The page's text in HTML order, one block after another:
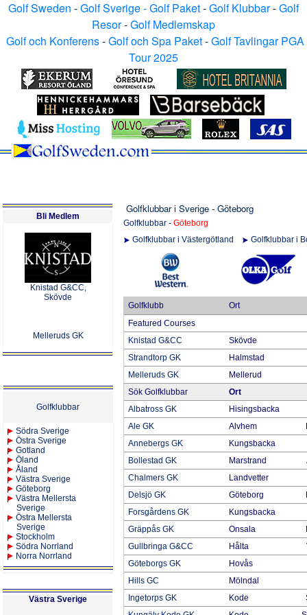
Golf Sweden -Golf Sverige - Golf Paket-Golf Klubbar-Golf
Resor-Golf Medlemskap
Golf och Konferens-Golf och Spa Paket-Golf Tavlingar PGA
Tour 2025
Bli Medlem
Knistad G&CC,
Skövde
Melleruds GK
Golfklubbar
Södra Sverige
Östra Sverige
Gotland
Öland
Åland
Västra Sverige
Göteborg
Västra Mellersta
Sverige
Östra Mellersta
Sverige
Stockholm
Södra Norrland
Norra Norrland
Västra Sverige
Golfklubbar i Sverige - Göteborg
Golfklubbar- Göteborg
Golfklubbar i Västergötland
Golfklubbar i
Golfklubb
Ort
Featured Courses
Knistad G&CC
Skövde
Strandtorp GK
Halmstad
Melleruds GK
Mellerud
Sök Golfklubbar
Ort
Albatross GK
Hisingsbacka
Ale GK
Alvhem
Annebergs GK
Kungsbacka
Bollestad GK
Marstrand
Chalmers GK
Landvetter
Delsjö GK
Göteborg
Forsgårdens GK
Kungsbacka
Gräppås GK
Onsala
Gullbringa G&CC
Hålta
Göteborgs GK
Hovås
Hills GC
Mölndal
Ingetorps GK
Kode